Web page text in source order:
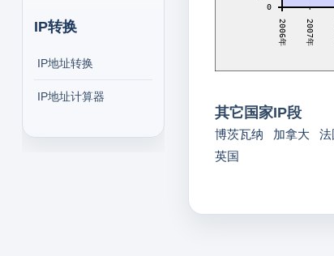
IP转换
IP地址转换
IP地址计算器
0
2006年 2007年
其它国家IP段
博茨瓦纳 加拿大 法
英国